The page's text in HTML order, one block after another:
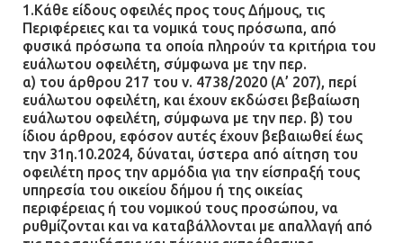
1.Κάθε είδους οφειλές προς τους Δήμους, τις
Περιφέρειες και τα νομικά τους πρόσωπα, από
φυσικά πρόσωπα τα οποία πληρούν τα κριτήρια του
ευάλωτου οφειλέτη, σύμφωνα με την περ.
α) του άρθρου 217 του ν. 4738/2020 (Α’ 207), περί
ευάλωτου οφειλέτη, και έχουν εκδώσει βεβαίωση
ευάλωτου οφειλέτη, σύμφωνα με την περ. β) του
ίδιου άρθρου, εφόσον αυτές έχουν βεβαιωθεί έως
την 31η.10.2024, δύναται, ύστερα από αίτηση του
οφειλέτη προς την αρμόδια για την είσπραξή τους
υπηρεσία του οικείου δήμου ή της οικείας
περιφέρειας ή του νομικού τους προσώπου, να
ρυθμίζονται και να καταβάλλονται με απαλλαγή από